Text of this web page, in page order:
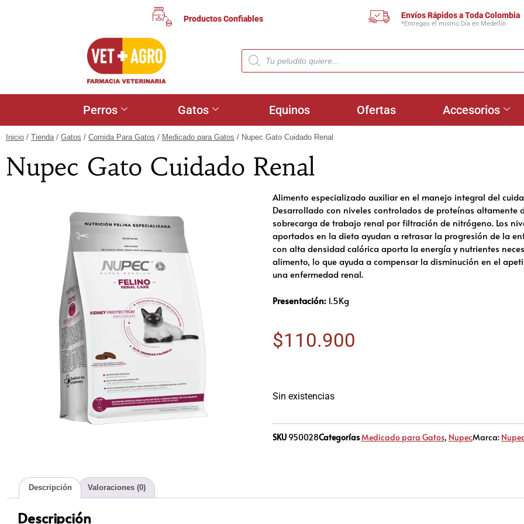
Productos Confiables Envíos Rápidos a Toda Colombia
*Entregas el mismo Día en Medellín
Perros Gatos Equinos Ofertas Accesorios
Inicio / Tienda/ Gatos / Comida Para Gatos / Medicado para Gatos / Nupec Gato Cuidado Renal
Nupec Gato Cuidado Renal
Alimento especializado auxiliar en el manejo integral del
Desarrollado con niveles controlados de proteínas altamente
sobrecarga de trabajo renal por filtración de nitrógeno. Los
aportados en la dieta ayudan a retrasar la progresión de la
con alta densidad calórica aporta la energía y nutrientes
alimento, lo que ayuda a compensar la disminución en el
una enfermedad renal.
Presentación:1.5Kg
$110.900
Sin existencias
SKU 950028CategoríasMedicado para Gatos, NupecMarca:
Descripción Valoraciones (0)
Descripción